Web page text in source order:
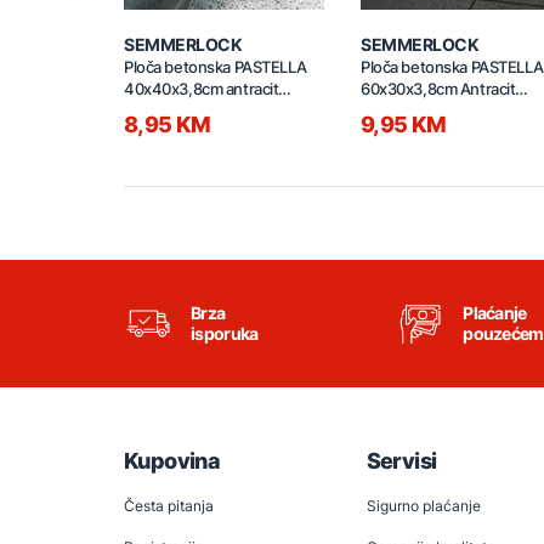
SEMMERLOCK
Ploča betonska PASTELLA
40x40x3,8cm antracit
61823585
8,95 KM
SEMMERLOCK
Ploča betonska PASTELLA
60x30x3,8cm Antracit
61826104
9,95 KM
Brza
isporuka
Plaćanje
pouzećem
Kupovina
Česta pitanja
Servisi
Sigurno plaćanje